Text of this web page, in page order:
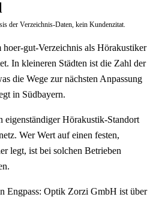
der Verzeichnis-Daten, kein Kundenzitat.
gut-Verzeichnis als Hörakustiker
In kleineren Städten ist die Zahl der
die Wege zur nächsten Anpassung
in Südbayern.
Hörakustik-Standort
Wer Wert auf einen festen,
legt, ist bei solchen Betrieben
Engpass: Optik Zorzi GmbH ist über